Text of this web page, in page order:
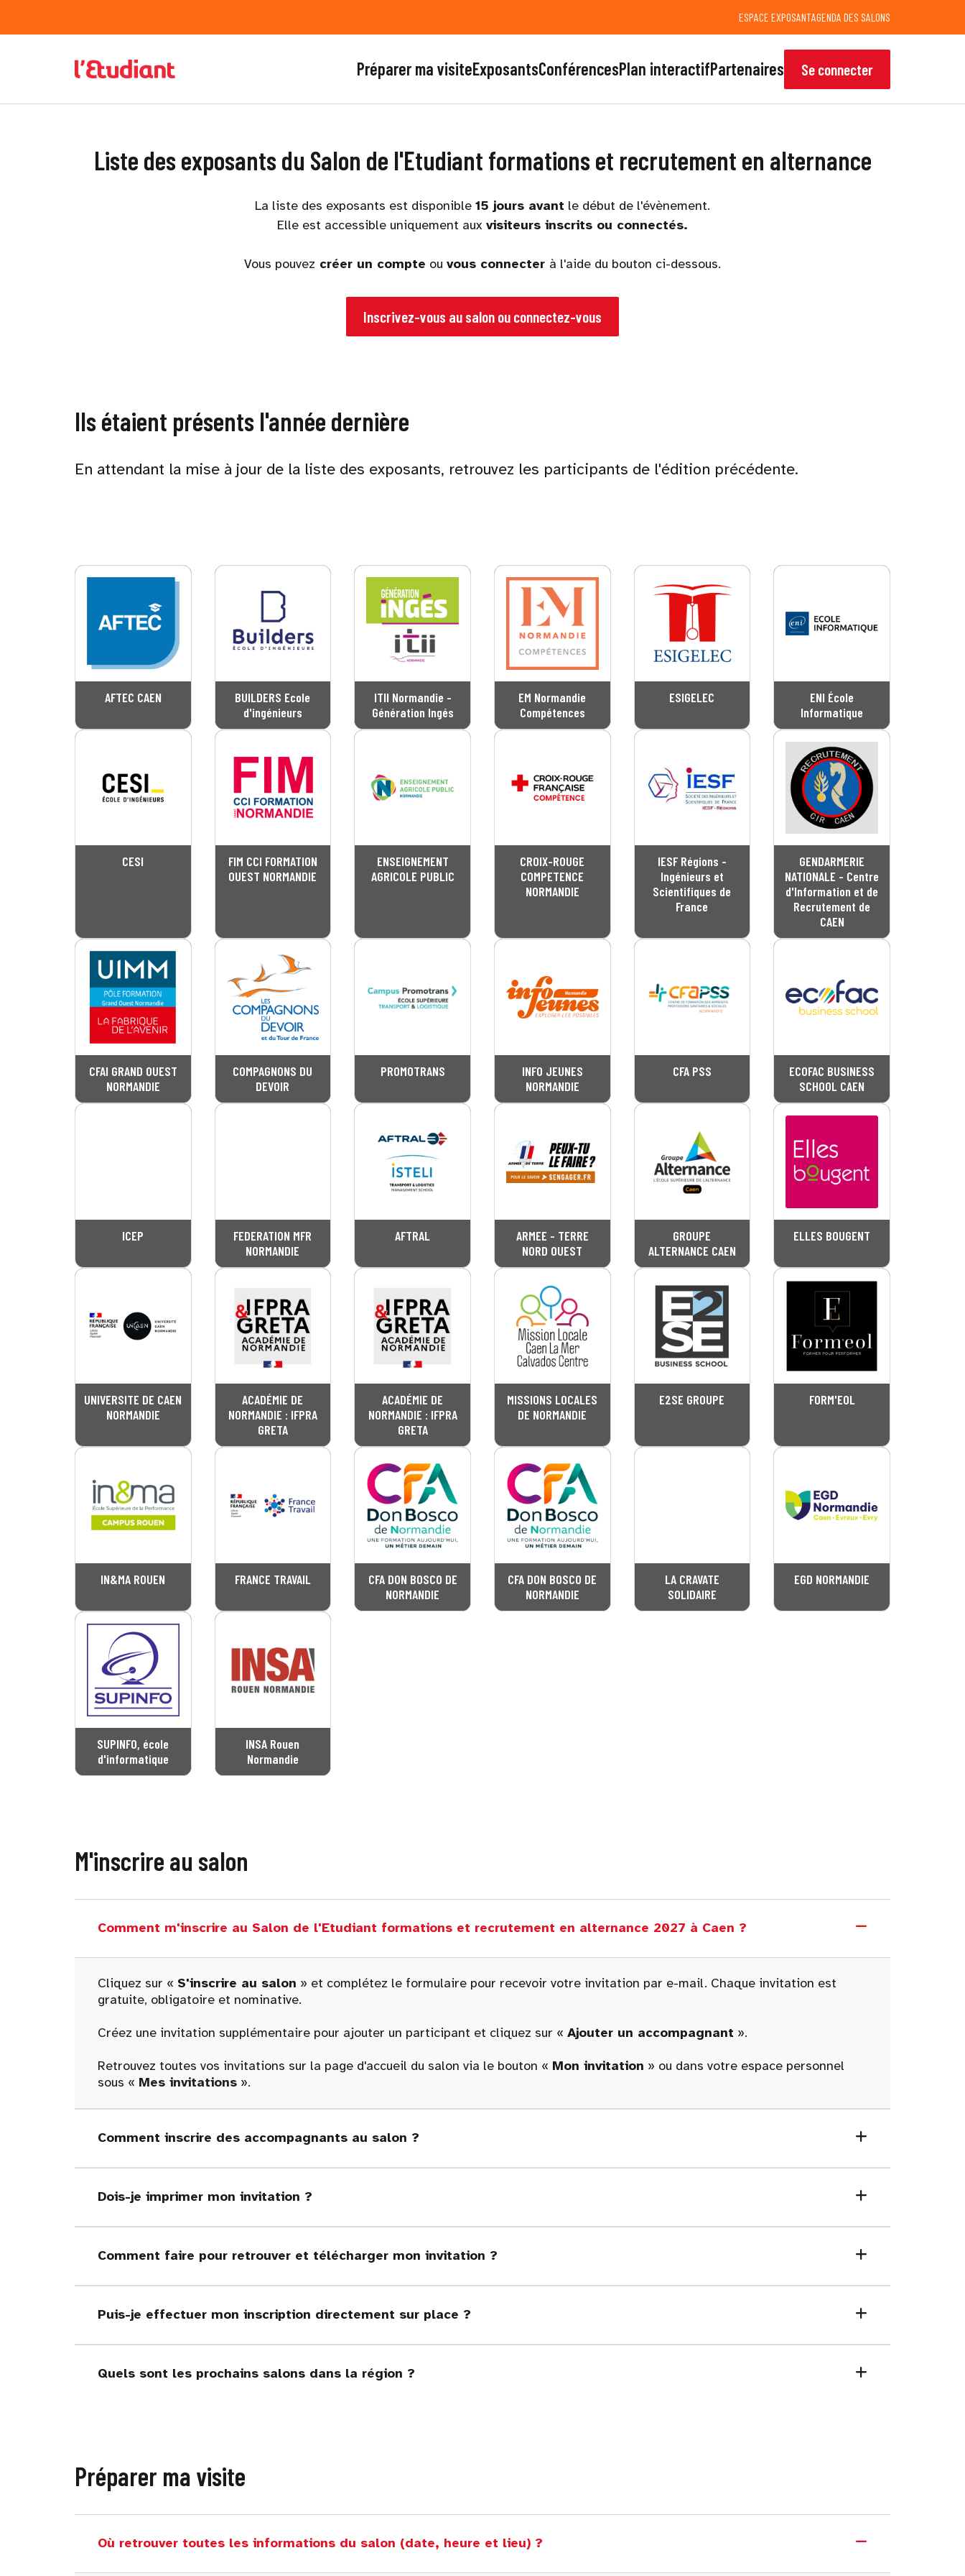
ESPACE EXPOSANTAGENDA DES SALONS
Préparer ma visiteExposantsConférencesPlan interactifPartenaires Se connecter
Liste des exposants du Salon de l'Etudiant formations et recrutement en alternance
La liste des exposants est disponible 15 jours avant le début de l'évènement.
Elle est accessible uniquement aux visiteurs inscrits ou connectés.
Vous pouvez créer un compte ou vous connecter à l'aide du bouton ci-dessous.
Inscrivez-vous au salon ou connectez-vous
Ils étaient présents l'année dernière
En attendant la mise à jour de la liste des exposants, retrouvez les participants de l'édition précédente.
AFTEC CAEN
BUILDERS Ecole
d'ingénieurs
ITII Normandie -
Génération Ingés
EM Normandie
Compétences
ESIGELEC
ENI École
Informatique
CESI
FIM CCI FORMATION
OUEST NORMANDIE
ENSEIGNEMENT
AGRICOLE PUBLIC
CROIX-ROUGE
COMPETENCE
NORMANDIE
IESF Régions -
Ingénieurs et
Scientifiques de
France
GENDARMERIE
NATIONALE - Centre
d'Information et de
Recrutement de
CAEN
CFAI GRAND OUEST
NORMANDIE
COMPAGNONS DU
DEVOIR
PROMOTRANS
INFO JEUNES
NORMANDIE
CFA PSS
ECOFAC BUSINESS
SCHOOL CAEN
ICEP
FEDERATION MFR
NORMANDIE
AFTRAL
ARMEE - TERRE
NORD OUEST
GROUPE
ALTERNANCE CAEN
ELLES BOUGENT
UNIVERSITE DE CAEN
NORMANDIE
ACADÉMIE DE
NORMANDIE : IFPRA
GRETA
ACADÉMIE DE
NORMANDIE : IFPRA
GRETA
MISSIONS LOCALES
DE NORMANDIE
E2SE GROUPE FORM'EOL
IN&MA ROUEN FRANCE TRAVAIL
CFA DON BOSCO DE
NORMANDIE
CFA DON BOSCO DE
NORMANDIE
LA CRAVATE
SOLIDAIRE
EGD NORMANDIE
SUPINFO, école
d'informatique
INSA Rouen
Normandie
M'inscrire au salon
Comment m'inscrire au Salon de l'Etudiant formations et recrutement en alternance 2027 à Caen ?
Cliquez sur « S'inscrire au salon » et complétez le formulaire pour recevoir votre invitation par e-mail. Chaque invitation est
gratuite, obligatoire et nominative.
Créez une invitation supplémentaire pour ajouter un participant et cliquez sur « Ajouter un accompagnant ».
Retrouvez toutes vos invitations sur la page d'accueil du salon via le bouton « Mon invitation » ou dans votre espace personnel
sous « Mes invitations ».
Comment inscrire des accompagnants au salon ?
Dois-je imprimer mon invitation ?
Comment faire pour retrouver et télécharger mon invitation ?
Puis-je effectuer mon inscription directement sur place ?
Quels sont les prochains salons dans la région ?
Préparer ma visite
Où retrouver toutes les informations du salon (date, heure et lieu) ?